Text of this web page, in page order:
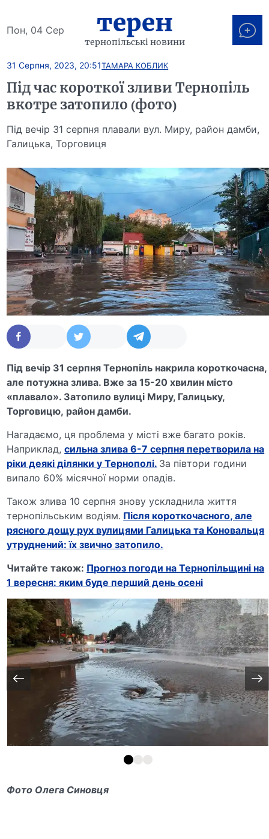
Пон, 04 Сер терен
тернопільські новини
31 Серпня, 2023, 20:51ТАМАРА КОБЛИК
Під час короткої зливи Тернопіль
вкотре затопило (фото)
Під вечір 31 серпня плавали вул. Миру, район дамби,
Галицька, Торговиця
Під вечір 31 серпня Тернопіль накрила короткочасна,
але потужна злива. Вже за 15-20 хвилин місто
«плавало». Затопило вулиці Миру, Галицьку,
Торговицю, район дамби.
Нагадаємо, ця проблема у місті вже багато років.
Наприклад,сильна злива 6-7 серпня перетворила на
ріки деякі ділянки у Тернополі. За півтори години
випало 60% місячної норми опадів.
Також злива 10 серпня знову ускладнила життя
тернопільським водіям. Після короткочасного, але
рясного дощу рух вулицями Галицька та Коновальця
утруднений: їх звично затопило.
Читайте також: Прогноз погоди на Тернопільщині на
1 вересня: яким буде перший день осені
Фото Олега Синовця